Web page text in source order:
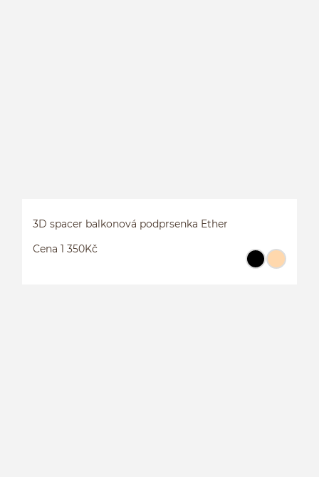
3D spacer balkonová podprsenka Ether
Cena 1 350Kč